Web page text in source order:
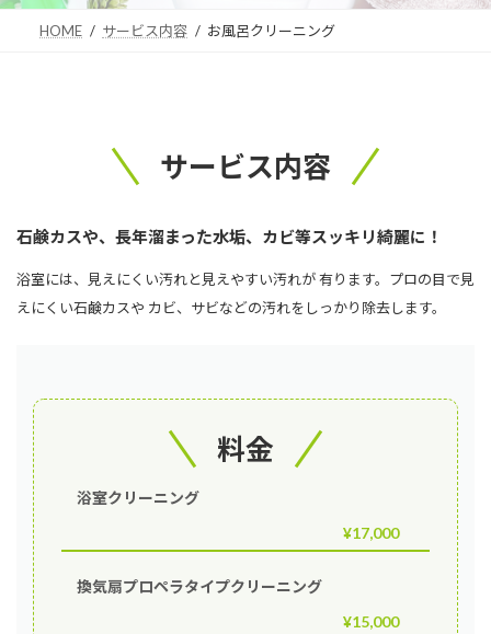
HOME サービス内容 お風呂クリーニング
サービス内容
石鹸カスや、長年溜まった水垢、カビ等スッキリ綺麗に！
浴室には、見えにくい汚れと見えやすい汚れが 有ります。プロの目で見
えにくい石鹸カスや カビ、サビなどの汚れをしっかり除去します。
料金
浴室クリーニング
¥17,000
換気扇プロペラタイプクリーニング
¥15,000